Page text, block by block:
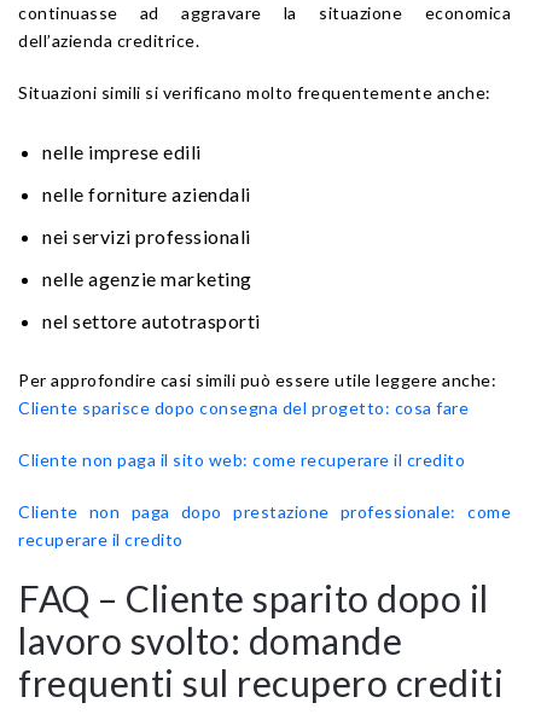
continuasse ad aggravare la situazione economica
dell’azienda creditrice.
Situazioni simili si verificano molto frequentemente anche:
nelle imprese edili
nelle forniture aziendali
nei servizi professionali
nelle agenzie marketing
nel settore autotrasporti
Per approfondire casi simili può essere utile leggere anche:
Cliente sparisce dopo consegna del progetto: cosa fare
Cliente non paga il sito web: come recuperare il credito
Cliente non paga dopo prestazione professionale: come
recuperare il credito
FAQ – Cliente sparito dopo il
lavoro svolto: domande
frequenti sul recupero crediti